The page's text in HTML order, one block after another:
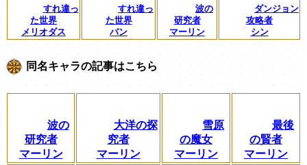
すれ違っ
た世界
メリオダス
すれ違っ
た世界
バン
波の
研究者
マーリン
ダンジョン
攻略者
シン
同名キャラの記事はこちら
波の
研究者
マーリン
大洋の探
究者
マーリン
雪原
の魔女
マーリン
最後
の賢者
マーリン